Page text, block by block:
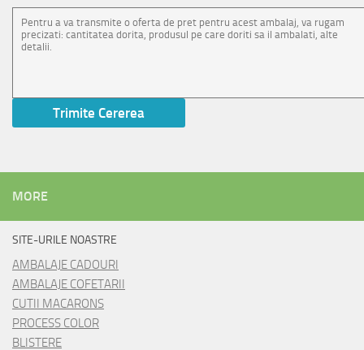
MORE
SITE-URILE NOASTRE
AMBALAJE CADOURI
AMBALAJE COFETARII
CUTII MACARONS
PROCESS COLOR
BLISTERE